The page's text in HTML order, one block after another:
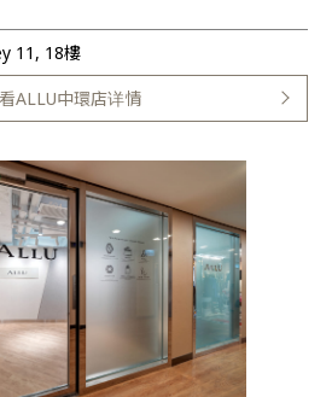
11, 18樓
ALLU中環店详情